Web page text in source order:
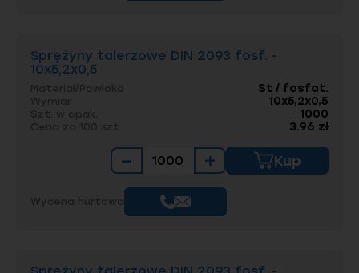
Sprężyny talerzowe DIN 2093 fosf. -
10x5,2x0,5
St / fosfat.
10x5,2x0,5
1000
3.96 zł
− + Kup